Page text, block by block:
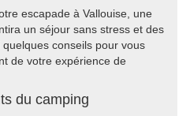
escapade à Vallouise, une
un séjour sans stress et des
conseils pour vous
de votre expérience de
du camping